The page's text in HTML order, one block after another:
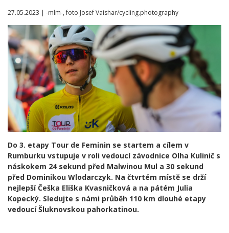
27.05.2023 | -mlm-, foto Josef Vaishar/cycling.photography
Do 3. etapy Tour de Feminin se startem a cílem v
Rumburku vstupuje v roli vedoucí závodnice Olha Kulinič s
náskokem 24 sekund před Malwinou Mul a 30 sekund
před Dominikou Wlodarczyk. Na čtvrtém místě se drží
nejlepší Češka Eliška Kvasničková a na pátém Julia
Kopecký. Sledujte s námi průběh 110 km dlouhé etapy
vedoucí Šluknovskou pahorkatinou.